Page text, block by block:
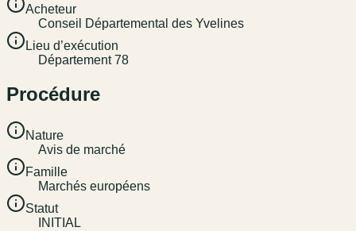
Acheteur
Conseil Départemental des Yvelines
Lieu d’exécution
Département 78
Procédure
Nature
Avis de marché
Famille
Marchés européens
Statut
INITIAL